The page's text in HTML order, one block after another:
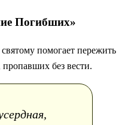
Погибших»
помогает пережить
без вести.